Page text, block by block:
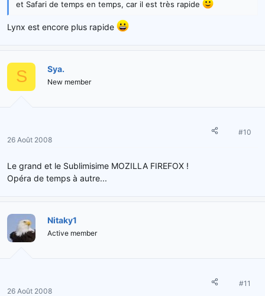
et Safari de temps en temps, car il est très rapide
Lynx est encore plus rapide
S Sya.
New member
26 Août 2008
#10
Le grand et le Sublimisime MOZILLA FIREFOX !
Opéra de temps à autre...
Nitaky1
Active member
26 Août 2008
#11